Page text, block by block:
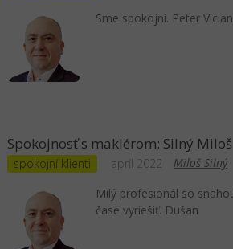
Sme spokojní. Peter Vician
Spokojnosť s maklérom: Silný Miloš
spokojní klienti Miloš Silný
apríl 2022
Milý profesionál so
čase vyriešiť. Dušan